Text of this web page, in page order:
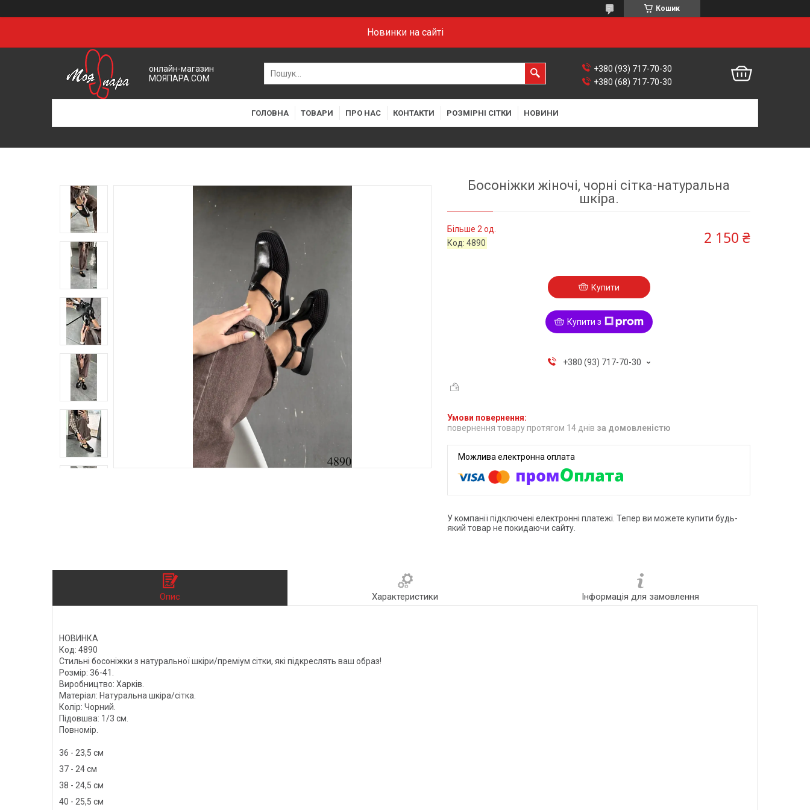
Кошик
Новинки на сайті
онлайн-магазин
МОЯПАРА.COM
+380 (93) 717-70-30
+380 (68) 717-70-30
ГОЛОВНА ТОВАРИ ПРО НАС КОНТАКТИ РОЗМІРНІ СІТКИ НОВИНИ
Босоніжки жіночі, чорні сітка-натуральна
шкіра.
Більше 2 од.
Код:4890 2 150 ₴
Купити
Купити з
+380 (93) 717-70-30
повернення товару протягом 14 днів за домовленістю
У компанії підключені електронні платежі. Тепер ви можете купити будь-
який товар не покидаючи сайту.
Опис Характеристики Інформація для замовлення
НОВИНКА
Код: 4890
Стильні босоніжки з натуральної шкіри/преміум сітки, які підкреслять ваш образ!
Розмір: 36-41.
Виробництво: Харків.
Матеріал: Натуральна шкіра/сітка.
Колір: Чорний.
Підовшва: 1/3 см.
Повномір.
36 - 23,5 см
37 - 24 см
38 - 24,5 см
40 - 25,5 см